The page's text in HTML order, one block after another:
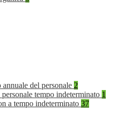
annuale del personale 2
personale tempo indeterminato 1
a tempo indeterminato 37